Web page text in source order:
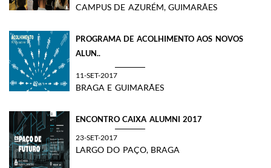
CAMPUS DE AZURÉM, GUIMARÃES
PROGRAMA DE ACOLHIMENTO AOS NOVOS
ALUN..
11-SET-2017
BRAGA E GUIMARÃES
ENCONTRO CAIXA ALUMNI 2017
23-SET-2017
LARGO DO PAÇO, BRAGA